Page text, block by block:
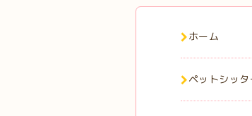
ホーム
ペットシッタ